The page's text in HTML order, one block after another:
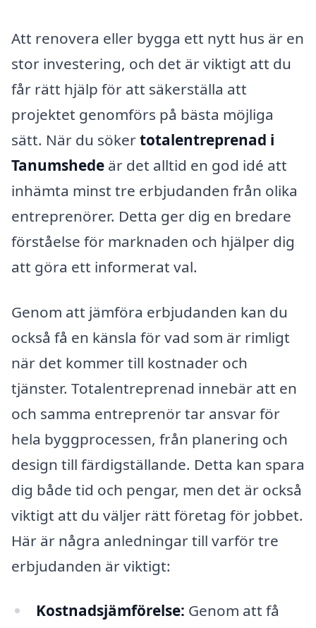
Att renovera eller bygga ett nytt hus är en
stor investering, och det är viktigt att du
får rätt hjälp för att säkerställa att
projektet genomförs på bästa möjliga
sätt. När du sökertotalentreprenad i
Tanumshede är det alltid en god idé att
inhämta minst tre erbjudanden från olika
entreprenörer. Detta ger dig en bredare
förståelse för marknaden och hjälper dig
att göra ett informerat val.
Genom att jämföra erbjudanden kan du
också få en känsla för vad som är rimligt
när det kommer till kostnader och
tjänster. Totalentreprenad innebär att en
och samma entreprenör tar ansvar för
hela byggprocessen, från planering och
design till färdigställande. Detta kan spara
dig både tid och pengar, men det är också
viktigt att du väljer rätt företag för jobbet.
Här är några anledningar till varför tre
erbjudanden är viktigt:
Kostnadsjämförelse: Genom att få